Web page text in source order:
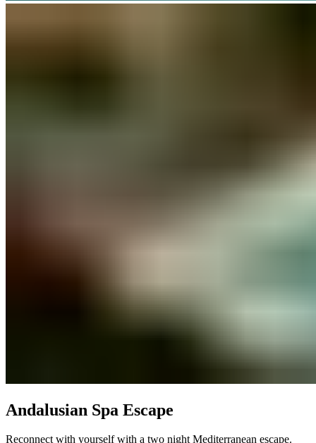
Andalusian Spa Escape​​​​‌ ‍ ​‍​‍‌‍ ‌ ​‍‌‍‍‌‌‍‌ ‌‍‍‌‌‍ ‍​‍​‍​ ‍‍​‍​‍‌ ​ ‌‍​‌‌‍ ‍‌‍‍‌‌ ‌​‌ ‍‌​‍ ‍‌‍‍‌‌‍ ​‍​‍​‍ ​​‍​‍‌‍‍​‌ ​‍‌‍‌‌‌‍‌‍​‍​‍​ ‍‍​‍​‍‌‍‍​‌ ‌​‌ ‌​‌ ​​‌ ​ ​ ‍‍​‍ ​‍ ‌‍ ​​‍ ‌‌‍​‌‌‍ ‍‌‍‌​​‍ ‌‌ ​‍​‍ ‌‌‍‍​‌‍ ‌ ‌​‌‍‌‌‌‍ ​‌ ​ ​‍ ‌‌ ​ ‌ ‌​‌ ‌‌‌‍‌​‌‍‍‌‌‍ ​‍ ‍‌ ‌‍‌‍‌‌‌ ​‍‌‍​ ‌‍‌‌‌‍ ​​‍ ‍‌‍​‌‌ ​​‌ ​​​‍ ‌‍‍‌‌‍ ‍‌ ‌​‌‍‌‌‌‍ ‍‌ ‌​​‍ ‌‍‌‌‌‍‌​‌‍‍‌‌ ‌​​‍ ‌‍ ‌‌‍ ‌‍‌​‌‍‌‌​ ‌‌ ​​‌ ​‍‌‍‌‌‌ ​ ‌‍‌‌‌‍ ‍‌ ‌​‌‍​‌‌ ‌​‌‍‍‌‌‍ ‌‍ ‍​ ‍ ‌‍‍‌‌‍‌​​ ‌​ ‌​​ ​‌​ ‌‌‌‍​‍​ ‍‌​ ‌‍​ ‌​‌‍​ ​‍ ‌​ ​‌‌‍​‍​ ​ ‌‍​‌​‍ ‌​ ‌​​ ​‌‌‍​‌‌‍​ ​‍ ‌‌‍​‍​ ​​​ ‌‌‌‍‌‍​‍ ‌‌‍‌​​ ‌​​ ‌​‌‍‌‌‌‍‌‍‌‍​‍‌‍​‌​ ​‌​ ‌‍‌‍‌‌​ ​‌​ ​ ​ ‍ ‌ ‌​‌ ‍‌‌ ​​‌‍‌‌​ ‌‌‍‍​‌‍ ‌ ‌​‌‍‌‌‌‍ ​‌‌​‍‌‍ ‌‍ ‌‍ ‌‌‌​ ‌ ‌‌‌‍‍‌‌ ‌​‌‍‌‌​ ‍ ‌ ​​‌‍​‌‌ ‌​‌‍‍​​ ‌‌ ​​‌‍​‌‌‍‌ ‌‍‌‌‌​​‍‌ ‌‌‌‍‍‌‌‍ ​‌‍‌​‌‍‌‌‌ ​‍​‍‌‌​ ‌‌‌​​‍‌‌ ‌‍‍ ‌‍‌‌‌ ‍‌​‍‌‌​ ​ ‌​‌​​‍‌‌​ ​ ‌​‌​​‍‌‌​ ​‍​ ​‍‌‍‌​​ ‌ ‌‍‌‍​ ​ ​ ‍​​ ‌‍​ ​ ​ ‌‌​ ‌​‌‍‌‌​ ‌​​ ​​​‍‌‌​ ​‍​ ​‍​‍‌‌​ ‌‌‌​‌​​‍ ‍‌‍‌‌‌‍ ‍‌ ‌​‌ ​‍‌‍‍‌‌‍‌‌‌ ​ ​‍‌‌​ ‌‌‌​​‍‌‌ ‌‍‍ ‌‍‌‌‌ ‍‌​‍‌‌​ ​ ‌​‌​​‍‌‌​ ​ ‌​‌​​‍‌‌​ ​‍​ ​‍​ ‌‌​ ‌​‌‍‌‌‌‍​‍‌‍​‍​ ​​​ ​ ‌‍‌​​ ‌​‌‍​‌​ ​​​ ‍​​‍‌‌​ ​‍​ ​‍​‍‌‌​ ‌‌‌​‌​​‍ ‍‌‍‍​‌‍‌‌‌‍​‌‌‍‌​‌‍‍‌‌‍ ‍‌‍‌ ​ ‌‍​‍‌‍​‌‌ ​ ‌‍‌‌‌‌‌‌‌ ​‍‌‍ ​​ ‌‌‍‍​‌ ‌​‌ ‌​‌ ​​‌ ​ ​‍‌‌​ ​ ‌​​‌​‍‌‌​ ​‍‌​‌‍​‍‌‌​ ​‍‌​‌‍‌‍ ​​‍ ‌‌‍​‌‌‍ ‍‌‍‌​​‍ ‌‌ ​‍​‍ ‌‌‍‍​‌‍ ‌ ‌​‌‍‌‌‌‍ ​‌ ​ ​‍ ‌‌ ​ ‌ ‌​‌ ‌‌‌‍‌​‌‍‍‌‌‍ ​‍ ‍‌ ‌‍‌‍‌‌‌ ​‍‌‍​ ‌‍‌‌‌‍ ​​‍ ‍‌‍​‌‌ ​​‌ ​​​‍‌‍‌‍‍‌‌‍‌​​ ‌​ ‌​​ ​‌​ ‌‌‌‍​‍​ ‍‌​ ‌‍​ ‌​‌‍​ ​‍ ‌​ ​‌‌‍​‍​ ​ ‌‍​‌​‍ ‌​ ‌​​ ​‌‌‍​‌‌‍​ ​‍ ‌‌‍​‍​ ​​​ ‌‌‌‍‌‍​‍ ‌‌‍‌​​ ‌​​ ‌​‌‍‌‌‌‍‌‍‌‍​‍‌‍​‌​ ​‌​ ‌‍‌‍‌‌​ ​‌​ ​ ​‍‌‍‌ ‌​‌ ‍‌‌ ​​‌‍‌‌​ ‌‌‍‍​‌‍ ‌ ‌​‌‍‌‌‌‍ ​‌‌​‍‌‍ ‌‍ ‌‍ ‌‌‌​ ‌ ‌‌‌‍‍‌‌ ‌​‌‍‌‌​‍‌‍‌ ​​‌‍​‌‌ ‌​‌‍‍​​ ‌‌ ​​‌‍​‌‌‍‌ ‌‍‌‌‌​​‍‌ ‌‌‌‍‍‌‌‍ ​‌‍‌​‌‍‌‌‌ ​‍​‍‌‌​ ‌‌‌​​‍‌‌ ‌‍‍ ‌‍‌‌‌ ‍‌​‍‌‌​ ​ ‌​‌​​‍‌‌​ ​ ‌​‌​​‍‌‌​ ​‍​ ​‍‌‍‌​​ ‌ ‌‍‌‍​ ​ ​ ‍​​ ‌‍​ ​ ​ ‌‌​ ‌​‌‍‌‌​ ‌​​ ​​​‍‌‌​ ​‍​ ​‍​‍‌‌​ ‌‌‌​‌​​‍ ‍‌‍‌‌‌‍ ‍‌ ‌​‌ ​‍‌‍‍‌‌‍‌‌‌ ​ ​‍‌‌​ ‌‌‌​​‍‌‌ ‌‍‍ ‌‍‌‌‌ ‍‌​‍‌‌​ ​ ‌​‌​​‍‌‌​ ​ ‌​‌​​‍‌‌​ ​‍​ ​‍​ ‌‌​ ‌​‌‍‌‌‌‍​‍‌‍​‍​ ​​​ ​ ‌‍‌​​ ‌​‌‍​‌​ ​​​ ‍​​‍‌‌​ ​‍​ ​‍​‍‌‌​ ‌‌‌​‌​​‍ ‍‌‍‍​‌‍‌‌‌‍​‌‌‍‌​‌‍‍‌‌‍ ‍‌‍‌ ​‍‌‍‌ ​​‌‍‌‌‌ ​‍‌ ​ ‌ ​​‌‍‌‌‌‍​ ‌ ‌​‌‍‍‌‌ ‌‍‌‍‌‌​ ‌‌ ​​‌ ‌‌‌‍​‍‌‍ ​‌‍‍‌‌ ​ ‌‍‍​‌‍‌‌‌‍‌​​‍​‍‌ ‌
Reconnect with yourself with a two night Mediterranean escape.